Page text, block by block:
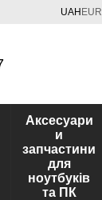
UAH EUR
Аксесуари
и
запчастини
для
ноутбуків
та ПК